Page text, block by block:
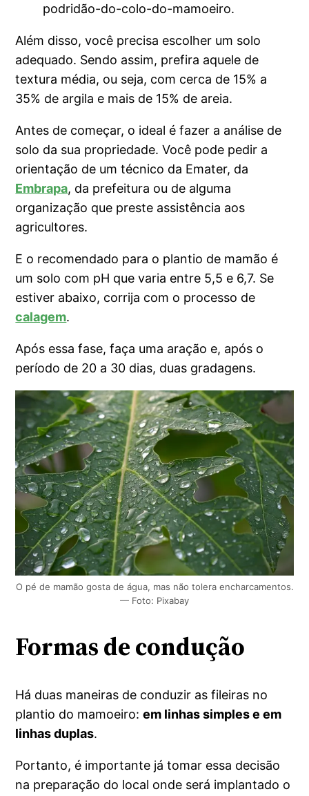
podridão-do-colo-do-mamoeiro.
Além disso, você precisa escolher um solo
adequado. Sendo assim, prefira aquele de
textura média, ou seja, com cerca de 15% a
35% de argila e mais de 15% de areia.
Antes de começar, o ideal é fazer a análise de
solo da sua propriedade. Você pode pedir a
orientação de um técnico da Emater, da
Embrapa, da prefeitura ou de alguma
organização que preste assistência aos
agricultores.
E o recomendado para o plantio de mamão é
um solo com pH que varia entre 5,5 e 6,7. Se
estiver abaixo, corrija com o processo de
calagem.
Após essa fase, faça uma aração e, após o
período de 20 a 30 dias, duas gradagens.
O pé de mamão gosta de água, mas não tolera encharcamentos.
— Foto: Pixabay
Formas de condução
Há duas maneiras de conduzir as fileiras no
plantio do mamoeiro:em linhas simples e em
linhas duplas.
Portanto, é importante já tomar essa decisão
na preparação do local onde será implantado o